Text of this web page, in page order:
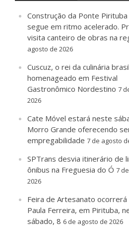
Construção da Ponte Pirituba
segue em ritmo acelerado.
visita canteiro de obras na
agosto de 2026
Cuscuz, o rei da culinária
homenageado em Festival
Gastronômico Nordestino 7
2026
Cate Móvel estará neste
Morro Grande oferecendo
empregabilidade 7 de agosto
SPTrans desvia itinerário de
ônibus na Freguesia do Ó 7
2026
Feira de Artesanato ocorrerá
Paula Ferreira, em Pirituba,
sábado, 8 6 de agosto de 2026